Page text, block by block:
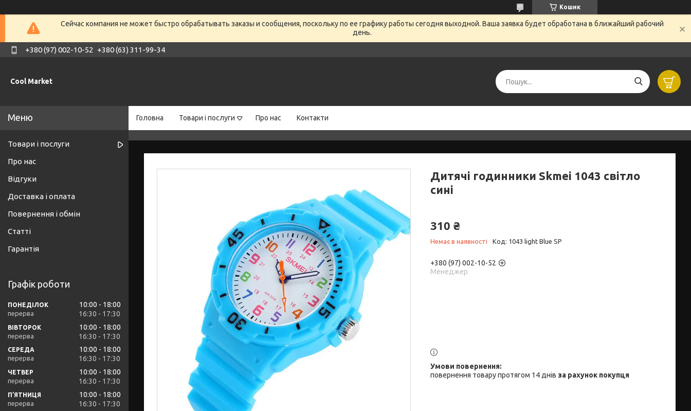
Кошик
Сейчас компания не может быстро обрабатывать заказы и сообщения, поскольку по ее графику работы сегодня выходной. Ваша заявка будет обработана в ближайший рабочий
день.
+380 (97) 002-10-52 +380 (63) 311-99-34
Cool Market
Головна Товари і послуги Про нас Контакти
Дитячі годинники Skmei 1043 світло
сині
310 ₴
Немає в наявності Код: 1043 light Blue SP
+380 (97) 002-10-52
Менеджер
повернення товару протягом 14 днів за рахунок покупця
Товари і послуги
Про нас
Відгуки
Доставка і оплата
Повернення і обмін
Статті
Гарантія
Графік роботи
ПОНЕДІЛОК 10:00
18:00
16:30
17:30
ВІВТОРОК 10:00
18:00
16:30
17:30
СЕРЕДА 10:00
18:00
16:30
17:30
ЧЕТВЕР 10:00
18:00
16:30
17:30
ПʼЯТНИЦЯ 10:00
18:00
16:30
17:30